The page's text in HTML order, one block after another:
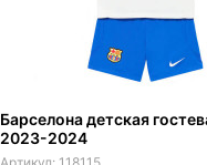
Барселона детская
2023-2024